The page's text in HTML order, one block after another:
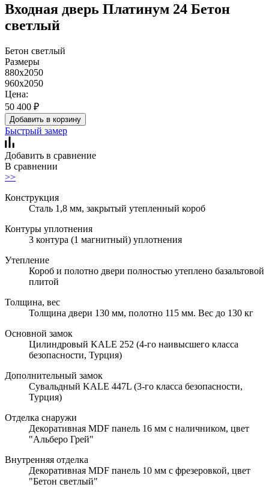
Входная дверь Платинум 24 Бетон
светлый
Бетон светлый
Размеры
880x2050
960x2050
Цена:
50 400 ₽
Добавить в корзину
Быстрый замер
Добавить в сравнение
В сравнении
>>
Конструкция
Сталь 1,8 мм, закрытый утепленный короб
Контуры уплотнения
3 контура (1 магнитный) уплотнения
Утепление
Короб и полотно двери полностью утеплено базальтовой
плитой
Толщина, вес
Толщина двери 130 мм, полотно 115 мм. Вес до 130 кг
Основной замок
Цилиндровый KALE 252 (4-го наивысшего класса
безопасности, Турция)
Дополнительный замок
Сувальдный KALE 447L (3-го класса безопасности,
Турция)
Отделка снаружи
Декоративная MDF панель 16 мм с наличником, цвет
"Альберо Грей"
Внутренняя отделка
Декоративная MDF панель 10 мм с фрезеровкой, цвет
"Бетон светлый"